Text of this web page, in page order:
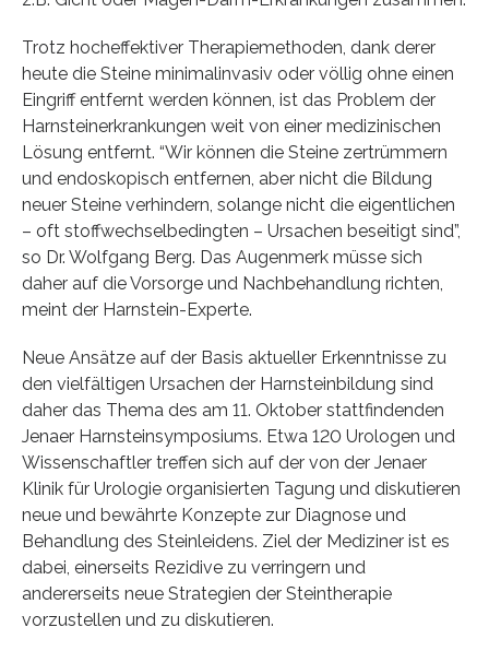
Trotz hocheffektiver Therapiemethoden, dank derer
heute die Steine minimalinvasiv oder völlig ohne einen
Eingriff entfernt werden können, ist das Problem der
Harnsteinerkrankungen weit von einer medizinischen
Lösung entfernt. “Wir können die Steine zertrümmern
und endoskopisch entfernen, aber nicht die Bildung
neuer Steine verhindern, solange nicht die eigentlichen
– oft stoffwechselbedingten – Ursachen beseitigt sind”,
so Dr. Wolfgang Berg. Das Augenmerk müsse sich
daher auf die Vorsorge und Nachbehandlung richten,
meint der Harnstein-Experte.
Neue Ansätze auf der Basis aktueller Erkenntnisse zu
den vielfältigen Ursachen der Harnsteinbildung sind
daher das Thema des am 11. Oktober stattfindenden
Jenaer Harnsteinsymposiums. Etwa 120 Urologen und
Wissenschaftler treffen sich auf der von der Jenaer
Klinik für Urologie organisierten Tagung und diskutieren
neue und bewährte Konzepte zur Diagnose und
Behandlung des Steinleidens. Ziel der Mediziner ist es
dabei, einerseits Rezidive zu verringern und
andererseits neue Strategien der Steintherapie
vorzustellen und zu diskutieren.